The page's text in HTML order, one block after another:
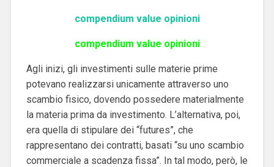
compendium value opinioni
compendium value opinioni
Agli inizi, gli investimenti sulle materie prime
potevano realizzarsi unicamente attraverso uno
scambio fisico, dovendo possedere materialmente
la materia prima da investimento. L’alternativa, poi,
era quella di stipulare dei “futures”, che
rappresentano dei contratti, basati “su uno scambio
commerciale a scadenza fissa”. In tal modo, però, le